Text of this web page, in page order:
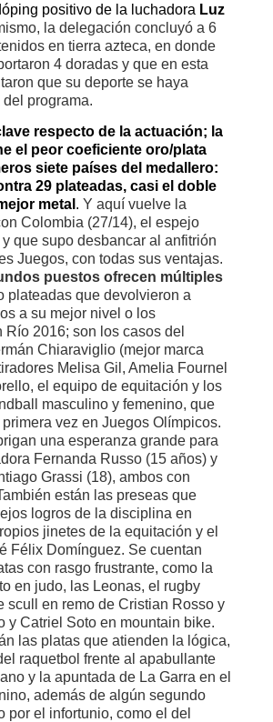
positivo de la luchadora Luz
la delegación concluyó a 6
en tierra azteca, en donde
4 doradas y que en esta
que su deporte se haya
programa.
respecto de la actuación; la
el peor coeficiente oro/plata
siete países del medallero:
29 plateadas, casi el doble
metal . Y aquí vuelve la
Colombia (27/14), el espejo
que supo desbancar al anfitrión
Juegos, con todas sus ventajas.
puestos ofrecen múltiples
plateadas que devolvieron a
a su mejor nivel o los
Río 2016; son los casos del
Chiaraviglio (mejor marca
Melisa Gil, Amelia Fournel
el equipo de equitación y los
masculino y femenino, que
vez en Juegos Olímpicos.
una esperanza grande para
Fernanda Russo (15 años) y
Grassi (18), ambos con
están las preseas que
logros de la disciplina en
jinetes de la equitación y el
Félix Domínguez. Se cuentan
con rasgo frustrante, como la
en judo, las Leonas, el rugby
scull en remo de Cristian Rosso y
y Catriel Soto en mountain bike.
las platas que atienden la lógica,
raquetbol frente al apabullante
y la apuntada de La Garra en el
además de algún segundo
por el infortunio, como el del